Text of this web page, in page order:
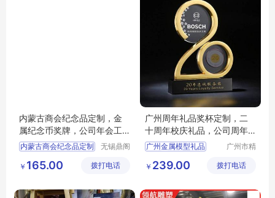
内蒙古商会纪念品定制，金
属纪念币奖牌，公司年会工
艺品
内蒙古商会纪念品定制
公司年会工艺品
无锡鼎阁
限公司
￥ 165.00 拨打电话
广州周年礼品奖杯定制，二
十周年校庆礼品，公司周年
员工奖杯奖牌礼品，金属模
型奖杯，水晶金银奖牌礼品
广州金属模型礼品
深圳金属礼品厂家
惠州礼品
广州市精
有限公司
￥ 239.00 拨打电话